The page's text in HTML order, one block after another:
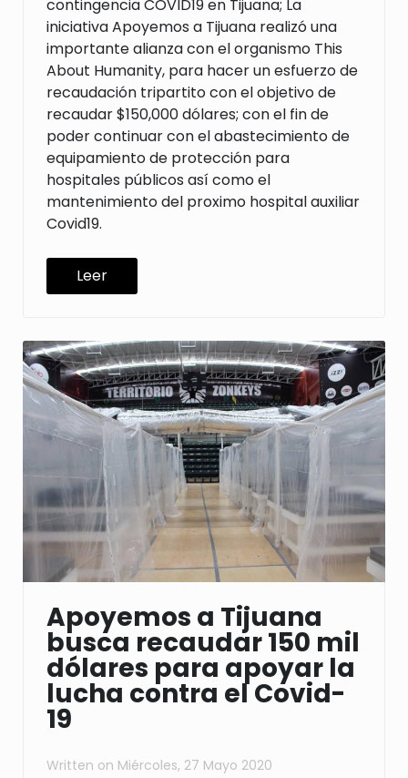
contingencia COVID19 en Tijuana; La
iniciativa Apoyemos a Tijuana realizó una
importante alianza con el organismo This
About Humanity, para hacer un esfuerzo de
recaudación tripartito con el objetivo de
recaudar $150,000 dólares; con el fin de
poder continuar con el abastecimiento de
equipamiento de protección para
hospitales públicos así como el
mantenimiento del proximo hospital auxiliar
Covid19.
Leer
Apoyemos a Tijuana
busca recaudar 150 mil
dólares para apoyar la
lucha contra el Covid-
19
Written on Miércoles, 27 Mayo 2020